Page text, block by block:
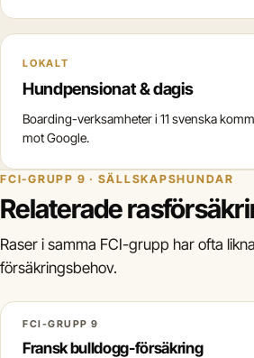
LOKALT
Hundpensionat & dagis
Boarding-verksamheter i 11 svenska
mot Google.
FCI-GRUPP 9 · SÄLLSKAPSHUNDAR
Relaterade
Raser i samma FCI-grupp har ofta
försäkringsbehov.
FCI-GRUPP 9
Fransk bulldogg-försäkring